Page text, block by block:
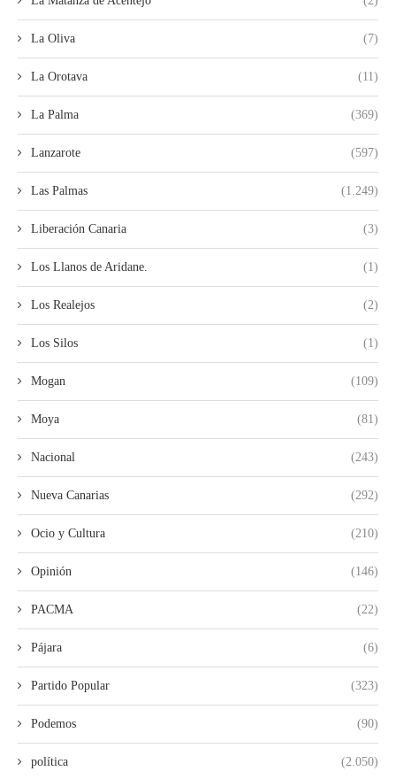
La Oliva (7)
La Orotava (11)
La Palma (369)
Lanzarote (597)
Las Palmas (1.249)
Liberación Canaria (3)
Los Llanos de Aridane. (1)
Los Realejos (2)
Los Silos (1)
Mogan (109)
Moya (81)
Nacional (243)
Nueva Canarias (292)
Ocio y Cultura (210)
Opinión (146)
PACMA (22)
Pájara (6)
Partido Popular (323)
Podemos (90)
política (2.050)